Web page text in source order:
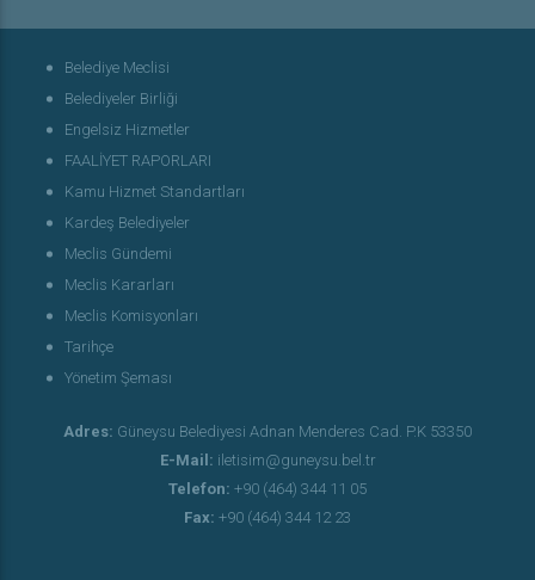
Belediye Meclisi
Belediyeler Birliği
Engelsiz Hizmetler
FAALİYET RAPORLARI
Kamu Hizmet Standartları
Kardeş Belediyeler
Meclis Gündemi
Meclis Kararları
Meclis Komisyonları
Tarihçe
Yönetim Şeması
Adres: Güneysu Belediyesi Adnan Menderes Cad. P.K 53350
E-Mail: iletisim@guneysu.bel.tr
Telefon: +90 (464) 344 11 05
Fax: +90 (464) 344 12 23